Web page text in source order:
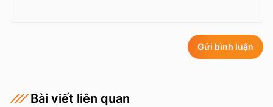
Gửi bình luận
Bài viết liên quan